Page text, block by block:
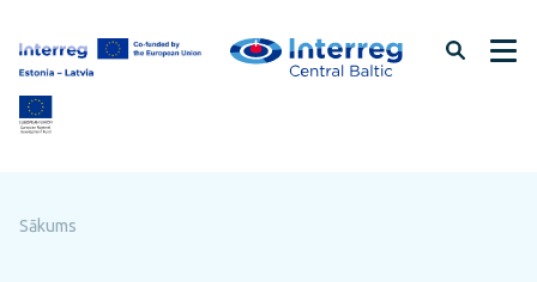
uz
lapas
saturu
Sākums